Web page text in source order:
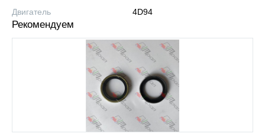
Двигатель
4D94
Рекомендуем